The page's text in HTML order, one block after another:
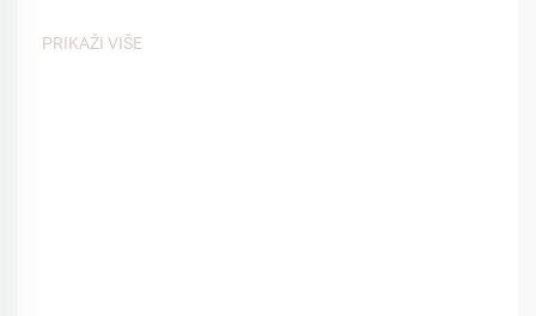
gostiju, hotelske jednokratne papuče pl...
PRIKAŽI VIŠE